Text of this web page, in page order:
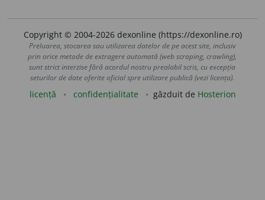
Copyright © 2004-2026 dexonline (https://dexonline.ro)
Preluarea, stocarea sau utilizarea datelor de pe acest site, inclusiv
prin orice metode de extragere automată (web scraping, crawling),
sunt strict interzise fără acordul nostru prealabil scris, cu excepția
seturilor de date oferite oficial spre utilizare publică (vezi licența).
licență confidențialitate găzduit de Hosterion